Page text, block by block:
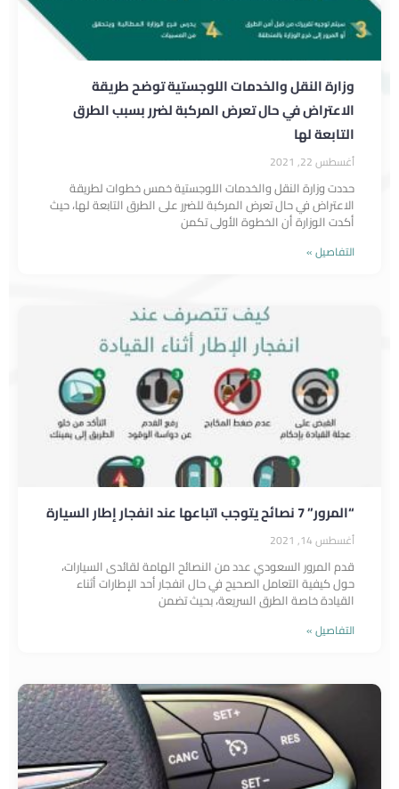
وزارة النقل والخدمات اللوجستية توضح طريقة
الاعتراض في حال تعرض المركبة لضرر بسبب الطرق
التابعة لها
أغسطس 22, 2021
حددت وزارة النقل والخدمات اللوجستية خمس خطوات لطريقة
الاعتراض في حال تعرض المركبة للضرر على الطرق التابعة لها، حيث
أكدت الوزارة أن الخطوة الأولى تكمن
التفاصيل »
“المرور” 7 نصائح يتوجب اتباعها عند انفجار إطار السيارة
أغسطس 14, 2021
قدم المرور السعودي عدد من النصائح الهامة لقائدى السيارات،
حول كيفية التعامل الصحيح في حال انفجار أحد الإطارات أثناء
القيادة خاصة الطرق السريعة، بحيث تضمن
التفاصيل »